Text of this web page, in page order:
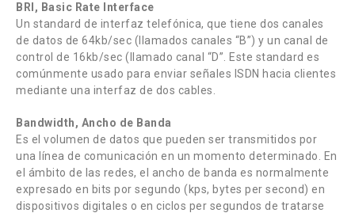
BRI, Basic Rate Interface
Un standard de interfaz telefónica, que tiene dos canales
de datos de 64kb/sec (llamados canales “B”) y un canal de
control de 16kb/sec (llamado canal “D”. Este standard es
comúnmente usado para enviar señales ISDN hacia clientes
mediante una interfaz de dos cables.
Bandwidth, Ancho de Banda
Es el volumen de datos que pueden ser transmitidos por
una línea de comunicación en un momento determinado. En
el ámbito de las redes, el ancho de banda es normalmente
expresado en bits por segundo (kps, bytes per second) en
dispositivos digitales o en ciclos per segundos de tratarse